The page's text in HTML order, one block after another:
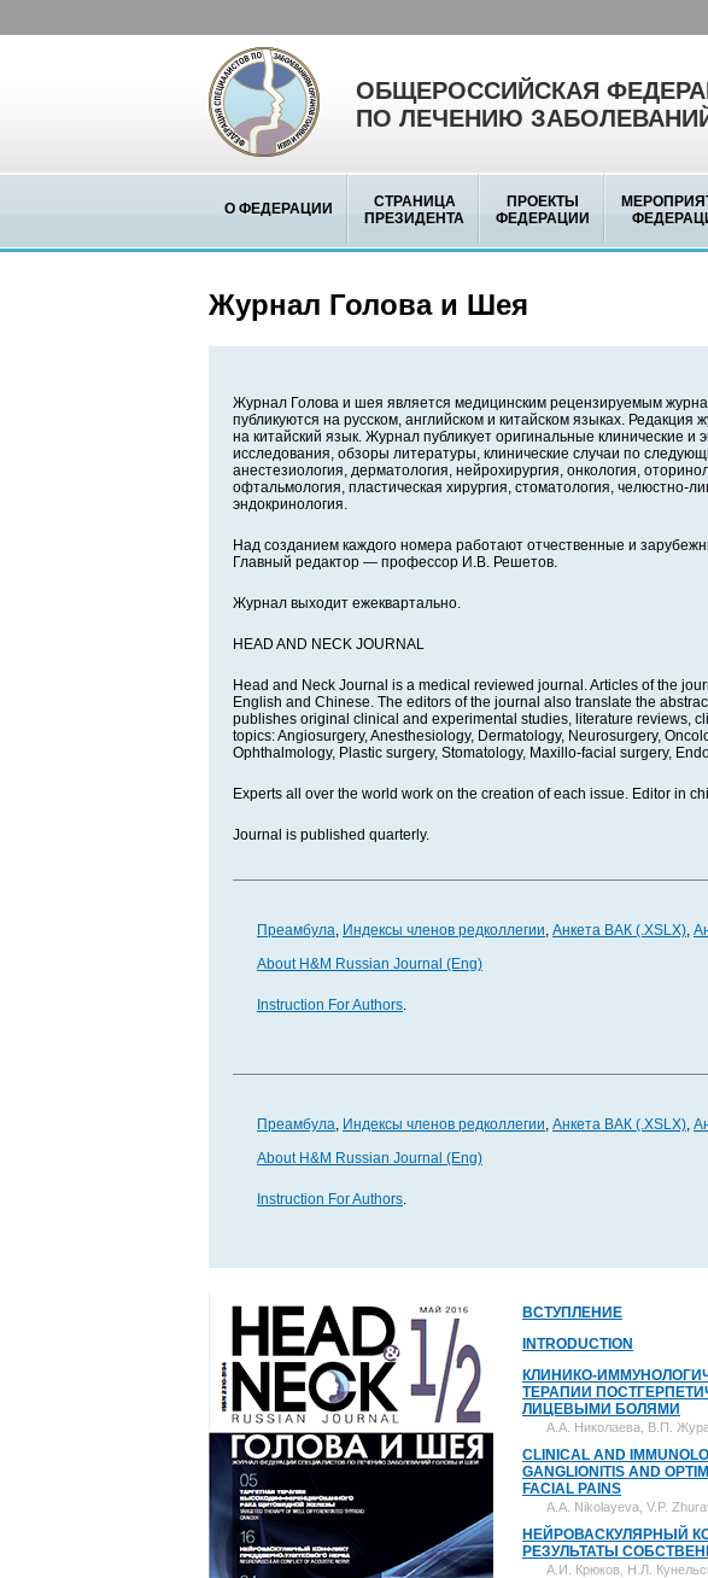
ОБЩЕРОССИЙСКАЯ
ПО ЛЕЧЕНИЮ
О ФЕДЕРАЦИИ
СТРАНИЦА
ПРЕЗИДЕНТА
ПРОЕКТЫ
ФЕДЕРАЦИИ
Журнал Голова и Шея
Журнал Голова и шея является медицинским рецензируемым
публикуются на русском, английском и китайском языках.
на китайский язык. Журнал публикует оригинальные клинические и
исследования, обзоры литературы, клинические случаи по
анестезиология, дерматология, нейрохирургия, онкология,
офтальмология, пластическая хирургия, стоматология, челюстно-
эндокринология.
Над созданием каждого номера работают отчественные и
Главный редактор — профессор И.В. Решетов.
Журнал выходит ежеквартально.
HEAD AND NECK JOURNAL
Head and Neck Journal is a medical reviewed journal. Articles of the
English and Chinese. The editors of the journal also translate the
publishes original clinical and experimental studies, literature reviews,
topics: Angiosurgery, Anesthesiology, Dermatology, Neurosurgery,
Ophthalmology, Plastic surgery, Stomatology, Maxillo-facial surgery,
Experts all over the world work on the creation of each issue. Editor in
Journal is published quarterly.
Преамбула, Индексы членов редколлегии, Анкета ВАК (.XSLX),
About H&M Russian Journal (Eng)
Instruction For Authors.
Преамбула, Индексы членов редколлегии, Анкета ВАК (.XSLX),
About H&M Russian Journal (Eng)
Instruction For Authors.
ВСТУПЛЕНИЕ
INTRODUCTION
КЛИНИКО-
ТЕРАПИИ
ЛИЦЕВЫМИ БОЛЯМИ
А.А. Николаева, В.П.
CLINICAL AND
GANGLIONITIS AND
FACIAL PAINS
A.A. Nikolayeva, V.P.
НЕЙРОВАСКУЛЯРНЫЙ
РЕЗУЛЬТАТЫ
А.И. Крюков, Н.Л.